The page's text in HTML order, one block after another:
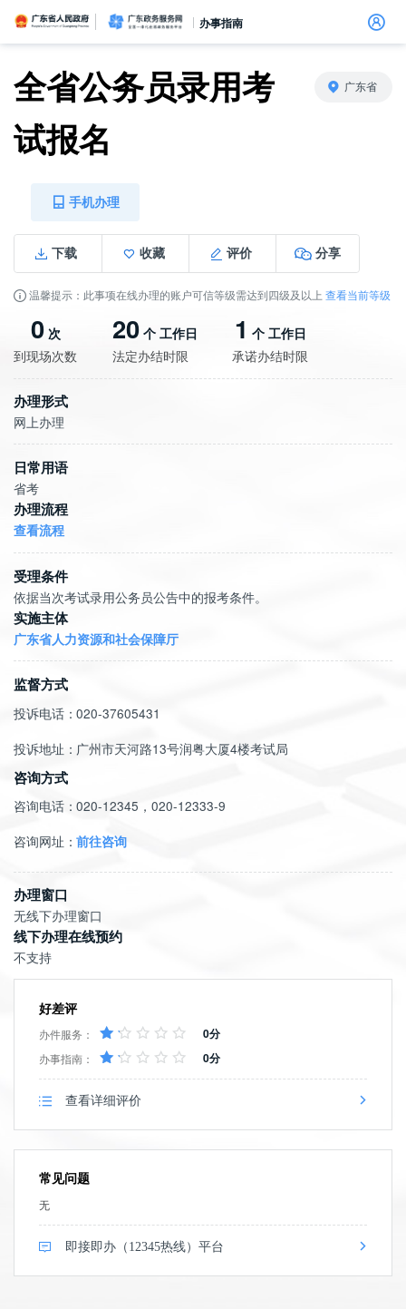
留言信箱
建言献策
信访相关法规
便民服务
百姓论坛
政府热线
网上调查
在线访谈
法律服务
领导信箱
未加载图片
政务微博
网络问政
意见征集
部门信箱
信访常见问题
信件回复
网上举报
公众监督
我要留言
广东省人民政府广东政务服务网
办事指南
全省公务员录用考
试报名
广东省
手机办理
下载 收藏 评价 分享
温馨提示：此事项在线办理的账户可信等级需达到四级及以上 查看当前等级
0次
到现场次数
20个 工作日
法定办结时限
1 个 工作日
承诺办结时限
办理形式
网上办理
日常用语
省考
办理流程
查看流程
受理条件
实施主体
广东省人力资源和社会保障厅
监督方式
投诉电话：020-37605431
投诉地址： 广州市天河路13号润粤大厦4楼考试局
咨询方式
咨询电话：020-12345，020-12333-9
咨询网址：前往咨询
办理窗口
无线下办理窗口
线下办理在线预约
不支持
好差评
办件服务： 0分
办事指南： 0分
查看详细评价
常见问题
无
即接即办（12345热线）平台